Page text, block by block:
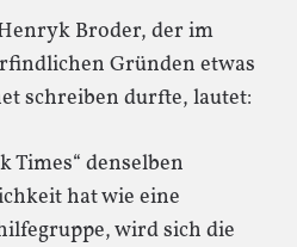
Broder, der im
Gründen etwas
schreiben durfte, lautet:
Times“ denselben
hat wie eine
wird sich die